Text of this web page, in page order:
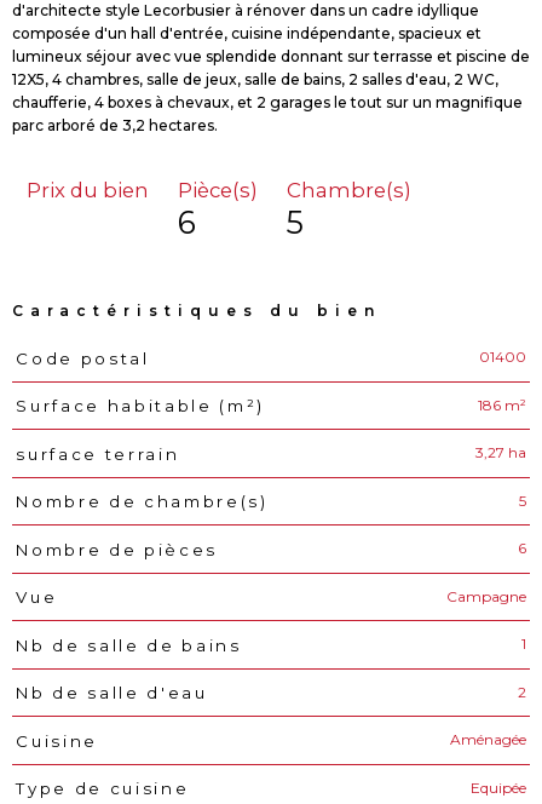
d'architecte style Lecorbusier à rénover dans un cadre idyllique
composée d'un hall d'entrée, cuisine indépendante, spacieux et
lumineux séjour avec vue splendide donnant sur terrasse et piscine de
12X5, 4 chambres, salle de jeux, salle de bains, 2 salles d'eau, 2 WC,
chaufferie, 4 boxes à chevaux, et 2 garages le tout sur un magnifique
Prix du bien Pièce(s)
6
Chambre(s)
5
Caractéristiques du bien
Caractéristiques Valeurs
Code postal 01400
Surface habitable (m²) 186 m²
surface terrain 3,27 ha
Nombre de chambre(s) 5
Nombre de pièces 6
Vue Campagne
Nb de salle de bains 1
Nb de salle d'eau 2
Cuisine Aménagée
Type de cuisine Equipée